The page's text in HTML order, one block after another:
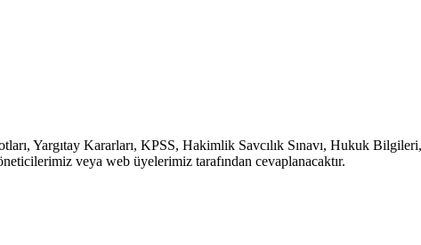
Yargıtay Kararları, KPSS, Hakimlik Savcılık Sınavı, Hukuk
veya web üyelerimiz tarafından cevaplanacaktır.